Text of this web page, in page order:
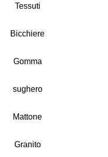
Tessuti
Bicchiere
Gomma
sughero
Mattone
Granito